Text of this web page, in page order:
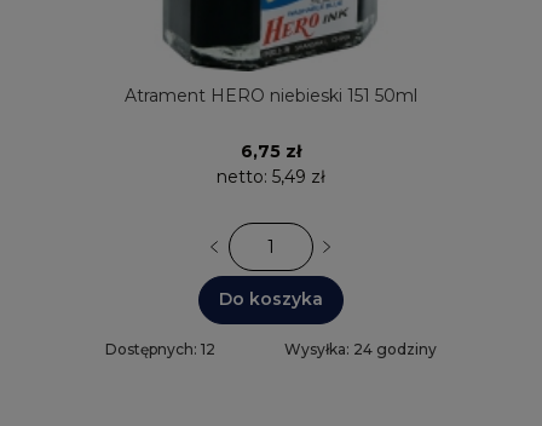
Atrament HERO niebieski 151 50ml
6,75 zł
netto: 5,49 zł
Do koszyka
Dostępnych: 12 Wysyłka: 24 godziny